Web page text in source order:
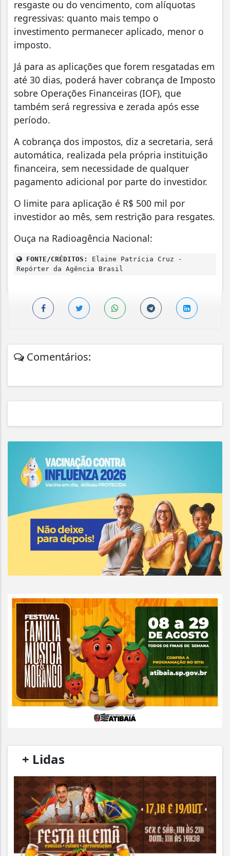
resgaste ou do vencimento, com alíquotas
regressivas: quanto mais tempo o
investimento permanecer aplicado, menor o
imposto.
Já para as aplicações que forem resgatadas em
até 30 dias, poderá haver cobrança de Imposto
sobre Operações Financeiras (IOF), que
também será regressiva e zerada após esse
período.
A cobrança dos impostos, diz a secretaria, será
automática, realizada pela própria instituição
financeira, sem necessidade de qualquer
pagamento adicional por parte do investidor.
O limite para aplicação é R$ 500 mil por
investidor ao mês, sem restrição para resgates.
Ouça na Radioagência Nacional:
FONTE/CRÉDITOS:
Elaine Patrícia Cruz -
Repórter da Agência Brasil
Comentários:
+ Lidas